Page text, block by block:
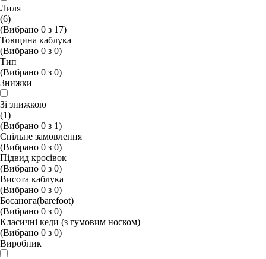
Лиля
(6)
(Вибрано 0 з 17)
Товщина каблука
(Вибрано 0 з 0)
Тип
(Вибрано 0 з 0)
Знижки
Зі знижкою
(1)
(Вибрано 0 з 1)
Спільне замовлення
(Вибрано 0 з 0)
Підвид кросівок
(Вибрано 0 з 0)
Висота каблука
(Вибрано 0 з 0)
Босанога(barefoot)
(Вибрано 0 з 0)
Класичні кеди (з гумовим носком)
(Вибрано 0 з 0)
Виробник